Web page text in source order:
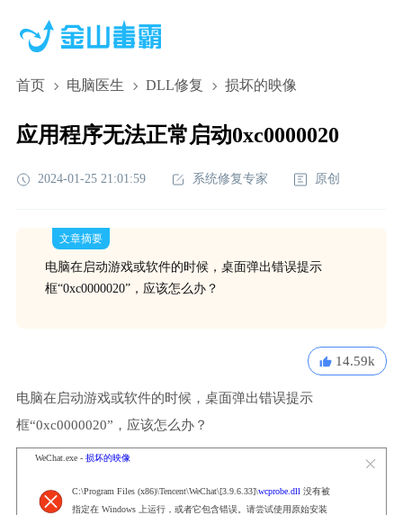
首页 电脑医生 DLL修复 损坏的映像
应用程序无法正常启动0xc0000020
2024-01-25 21:01:59 系统修复专家 原创
文章摘要
电脑在启动游戏或软件的时候，桌面弹出错误提示
框“0xc0000020”，应该怎么办？
14.59k
电脑在启动游戏或软件的时候，桌面弹出错误提示
框“0xc0000020”，应该怎么办？
WeChat.exe - 损坏的映像
C:\Program Files (x86)\Tencent\WeChat\[3.9.6.33]\wcprobe.dll 没有被
指定在 Windows 上运行，或者它包含错误。请尝试使用原始安装